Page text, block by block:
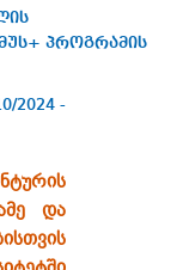
პროგრამის
2024 -
და